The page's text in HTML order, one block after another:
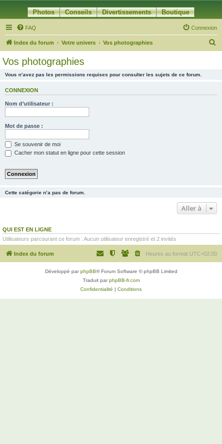
Photos Conseils Divertissements Boutique
FAQ Connexion
Index du forum Votre univers Vos photographies
Vos photographies
Vous n’avez pas les permissions requises pour consulter les sujets de ce forum.
CONNEXION
Nom d’utilisateur :
Mot de passe :
Se souvenir de moi
Cacher mon statut en ligne pour cette session
Cette catégorie n’a pas de forum.
Aller à
QUI EST EN LIGNE
Utilisateurs parcourant ce forum : Aucun utilisateur enregistré et 2 invités
Index du forum Heures au format UTC+02:00
Développé parphpBB® Forum Software © phpBB Limited
Traduit parphpBB-fr.com
Confidentialité | Conditions